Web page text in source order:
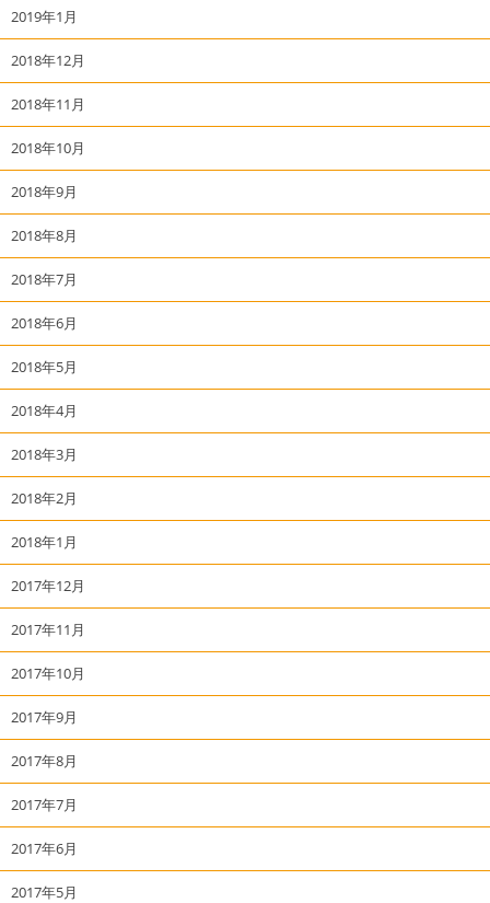
2019年1月
2018年12月
2018年11月
2018年10月
2018年9月
2018年8月
2018年7月
2018年6月
2018年5月
2018年4月
2018年3月
2018年2月
2018年1月
2017年12月
2017年11月
2017年10月
2017年9月
2017年8月
2017年7月
2017年6月
2017年5月